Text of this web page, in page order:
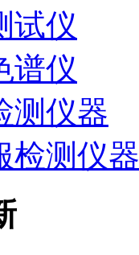
试仪
谱仪
测仪器
检测仪器